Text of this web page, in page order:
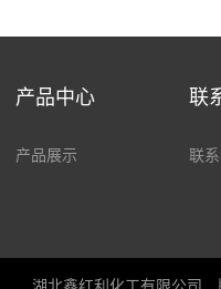
产品中心
产品展示
联
联